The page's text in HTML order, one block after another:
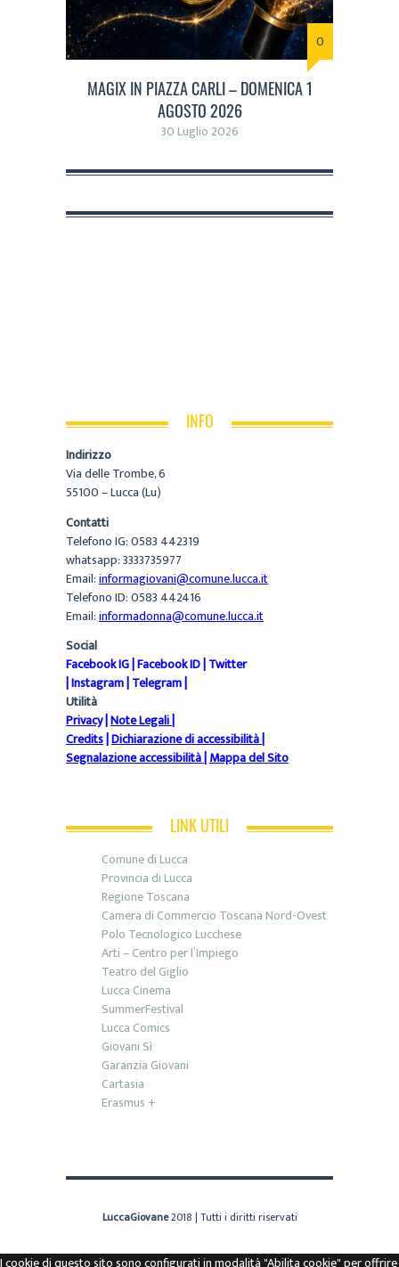
0
MAGIX IN PIAZZA CARLI – DOMENICA 1
AGOSTO 2026
30 Luglio 2026
INFO
Indirizzo
Via delle Trombe, 6
55100 – Lucca (Lu)
Contatti
Telefono IG: 0583 442319
whatsapp: 3333735977
Email:informagiovani@comune.lucca.it
Telefono ID: 0583 442416
Email:informadonna@comune.lucca.it
Social
Facebook IG|Facebook ID|Twitter
|Instagram|Telegram|
Utilità
Privacy|Note Legali|
Credits|Dichiarazione di accessibilità|
Segnalazione accessibilità|Mappa del Sito
LINK UTILI
Comune di Lucca
Provincia di Lucca
Regione Toscana
Camera di Commercio Toscana Nord-Ovest
Polo Tecnologico Lucchese
Arti – Centro per l’Impiego
Teatro del Giglio
Lucca Cinema
SummerFestival
Lucca Comics
Giovani Sì
Garanzia Giovani
Cartasia
Erasmus +
LuccaGiovane2018 | Tutti i diritti riservati